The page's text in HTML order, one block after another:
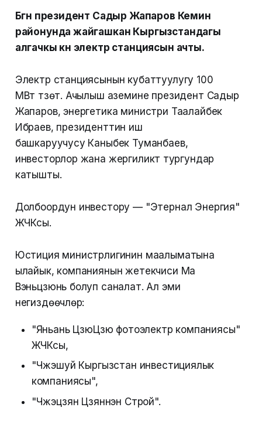
Бүгүн президент Садыр Жапаров Кемин
районунда жайгашкан Кыргызстандагы
алгачкы күн электр станциясын ачты.
Электр станциясынын кубаттуулугу 100
МВт түзөт. Ачылыш аземине президент Садыр
Жапаров, энергетика министри Таалайбек
Ибраев, президенттин иш
башкаруучусу Каныбек Туманбаев,
инвесторлор жана жергиликтүү тургундар
катышты.
Долбоордун инвестору — "Этернал Энергия"
ЖЧКсы.
Юстиция министрлигинин маалыматына
ылайык, компаниянын жетекчиси Ма
Вэньцзюнь болуп саналат. Ал эми
негиздөөчүлөрү:
"Яньань ЦзюЦзю фотоэлектр компаниясы"
ЖЧКсы,
"Чжэшуй Кыргызстан инвестициялык
компаниясы",
"Чжэцзян Цзяннэн Строй".